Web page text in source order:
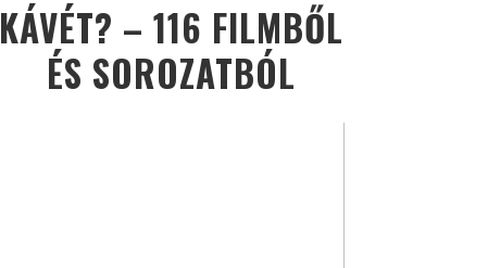
KÁVÉT? – 116 FILMBŐL
ÉS SOROZATBÓL